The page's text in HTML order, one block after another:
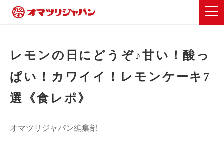
レモンの日にどうぞ♪甘い！酸っ
ぱい！カワイイ！レモンケーキ7
選《食レポ》
オマツリジャパン編集部